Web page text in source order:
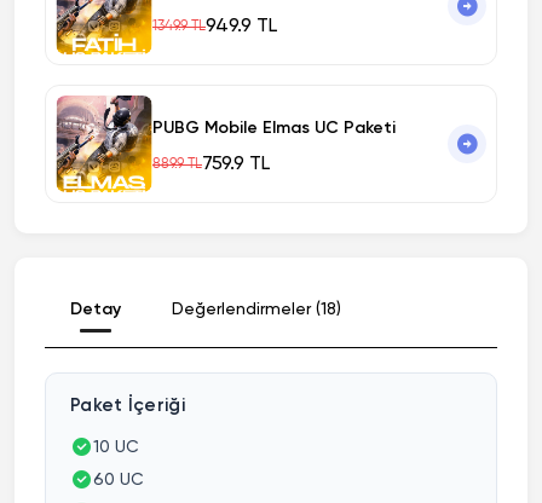
1349.9 TL949.9 TL
PUBG Mobile Elmas UC Paketi
889.9 TL759.9 TL
Detay Değerlendirmeler (18)
Paket İçeriği
10 UC
60 UC